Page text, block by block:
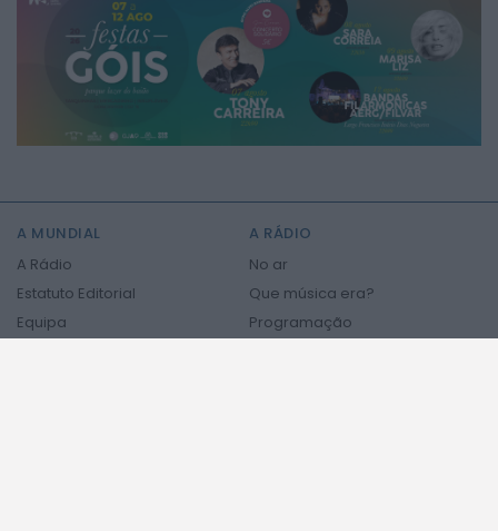
A MUNDIAL
A Rádio
Estatuto Editorial
Equipa
A RÁDIO
No ar
Que música era?
Programação